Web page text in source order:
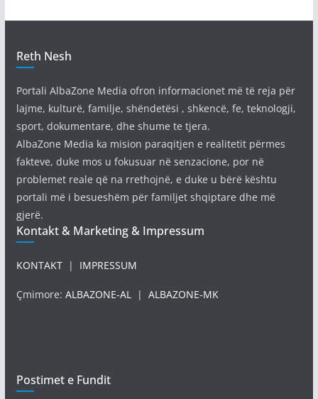
Reth Nesh
Portali AlbaZone Media ofron informacionet më të reja për
lajme, kulturë, familje, shëndetësi , shkencë, fe, teknologji,
sport, dokumentare, dhe shume te tjera.
AlbaZone Media ka mision paraqitjen e realitetit përmes
fakteve, duke mos u fokusuar në senzacione, por në
problemet reale që na rrethojnë, e duke u bërë kështu
portali më i besueshëm për familjet shqiptare dhe më
gjerë.
Kontakt & Marketing & Impressum
KONTAKT| IMPRESSUM
Çmimore: ALBAZONE-AL| ALBAZONE-MK
Postimet e Fundit